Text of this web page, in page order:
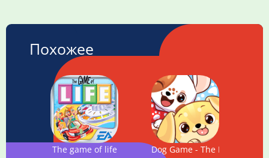
Похожее
The game of life Dog Game - The Dogs